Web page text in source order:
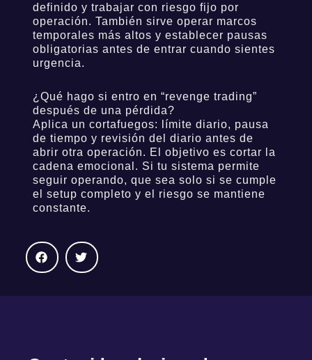
definido y trabajar con riesgo fijo por
operación. También sirve operar marcos
temporales más altos y establecer pausas
obligatorias antes de entrar cuando sientes
urgencia.
¿Qué hago si entro en “revenge trading”
después de una pérdida?
Aplica un cortafuegos: límite diario, pausa
de tiempo y revisión del diario antes de
abrir otra operación. El objetivo es cortar la
cadena emocional. Si tu sistema permite
seguir operando, que sea solo si se cumple
el setup completo y el riesgo se mantiene
constante.